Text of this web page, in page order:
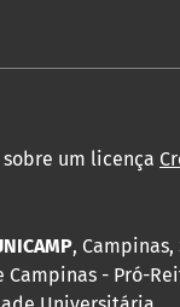
um licença
, Campinas,
- Pró-